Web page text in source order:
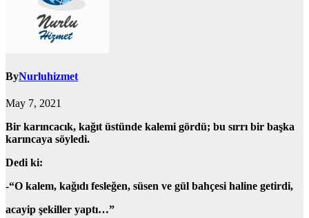
ByNurluhizmet
May 7, 2021
Bir karıncacık, kağıt üstünde kalemi gördü; bu sırrı bir başka
karıncaya söyledi.
Dedi ki:
-“O kalem, kağıdı fesleğen, süsen ve gül bahçesi haline getirdi,
acayip şekiller yaptı…”